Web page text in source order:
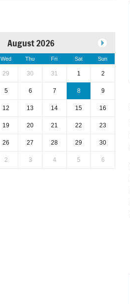
August 2026
Wed Thu Fri Sat Sun
29 30 31 1 2
5 6 7 8 9
12 13 14 15 16
19 20 21 22 23
26 27 28 29 30
2 3 4 5 6